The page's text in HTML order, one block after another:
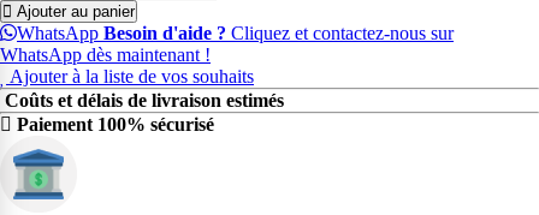
Ajouter au panier
WhatsApp Besoin d'aide ? Cliquez et contactez-nous sur
WhatsApp dès maintenant !
Ajouter à la liste de vos souhaits
Coûts et délais de livraison estimés
Paiement 100% sécurisé